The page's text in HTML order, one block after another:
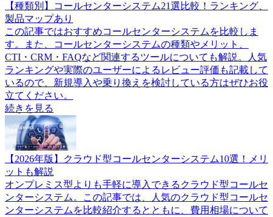
【種類別】コールセンターシステム21選比較！ランキング、
製品マップあり
この記事ではおすすめコールセンターシステムを比較しま
す。また、コールセンターシステムの種類やメリット、
CTI・CRM・FAQなど関連するツールについても解説。人気
ランキングや実際のユーザーによるレビュー評価も記載して
いるので、新規導入や乗り換えを検討している方はぜひお役
立てください。
続きを見る
【2026年版】クラウド型コールセンターシステム10選！メリ
ットも解説
オンプレミス型よりも手軽に導入できるクラウド型コールセ
ンターシステム。この記事では、人気のクラウド型コールセ
ンターシステムを比較紹介するとともに、費用相場について